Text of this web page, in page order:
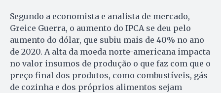
Segundo a economista e analista de mercado,
Greice Guerra, o aumento do IPCA se deu pelo
aumento do dólar, que subiu mais de 40% no ano
de 2020. A alta da moeda norte-americana impacta
no valor insumos de produção o que faz com que o
preço final dos produtos, como combustíveis, gás
de cozinha e dos próprios alimentos sejam